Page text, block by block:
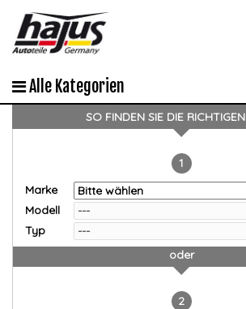
Alle Kategorien
SO FINDEN SIE DIE
1
Marke
Modell
Typ
oder
2